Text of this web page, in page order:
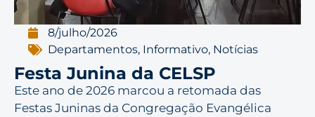
8/julho/2026
Departamentos, Informativo, Notícias
Festa Junina da CELSP
Este ano de 2026 marcou a retomada das
Festas Juninas da Congregação Evangélica